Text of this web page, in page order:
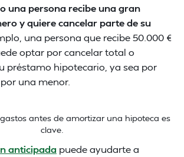
una persona recibe una gran
y quiere cancelar parte de su
una persona que recibe 50.000 €
optar por cancelar total o
préstamo hipotecario, ya sea por
una menor.
antes de amortizar una hipoteca es
clave.
anticipada puede ayudarte a